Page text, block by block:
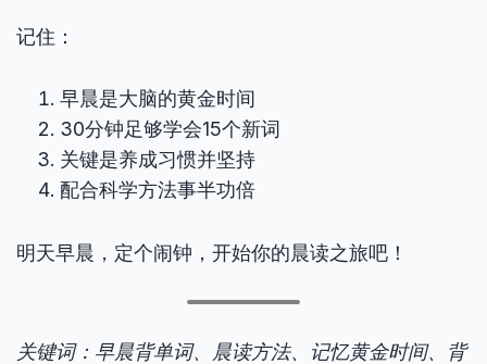
记住：
早晨是大脑的黄金时间
30分钟足够学会15个新词
关键是养成习惯并坚持
配合科学方法事半功倍
明天早晨，定个闹钟，开始你的晨读之旅吧！
关键词：早晨背单词、晨读方法、记忆黄金时间、背